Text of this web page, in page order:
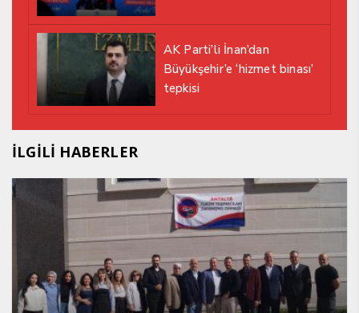
AK Parti’li İnan’dan
Büyükşehir’e ‘hizmet binası’
tepkisi
İLGİLİ HABERLER